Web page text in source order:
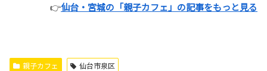
👉仙台・宮城の「親子カフェ」の記事をもっと見る
親子カフェ 仙台市泉区